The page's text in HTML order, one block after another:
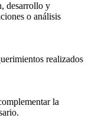
desarrollo y
o análisis
realizados
la